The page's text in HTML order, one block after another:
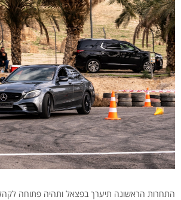
התחרות הראשונה תיערך בפצאל ותהיה פתוחה לקהל